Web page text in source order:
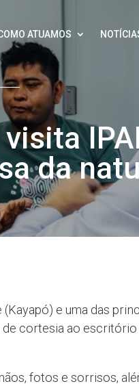
ATUAMOS
da
e uma das
de cortesia ao
fotos e sorrisos,